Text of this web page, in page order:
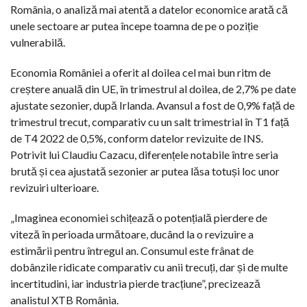
România, o analiză mai atentă a datelor economice arată că
unele sectoare ar putea începe toamna de pe o poziție
vulnerabilă.
Economia României a oferit al doilea cel mai bun ritm de
creștere anuală din UE, în trimestrul al doilea, de 2,7% pe date
ajustate sezonier, după Irlanda. Avansul a fost de 0,9% față de
trimestrul trecut, comparativ cu un salt trimestrial în T1 față
de T4 2022 de 0,5%, conform datelor revizuite de INS.
Potrivit lui Claudiu Cazacu, diferențele notabile între seria
brută și cea ajustată sezonier ar putea lăsa totuși loc unor
revizuiri ulterioare.
„Imaginea economiei schițează o potențială pierdere de
viteză în perioada următoare, ducând la o revizuire a
estimării pentru întregul an. Consumul este frânat de
dobânzile ridicate comparativ cu anii trecuți, dar și de multe
incertitudini, iar industria pierde tracțiune”, precizează
analistul XTB România.